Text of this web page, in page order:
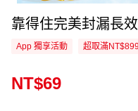
靠得住完美封漏長
App 獨享活動 超取滿
NT$69